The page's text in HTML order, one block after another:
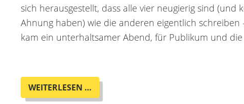
sich herausgestellt, dass alle vier neugierig sind (und
Ahnung haben) wie die anderen eigentlich schreiben
kam ein unterhaltsamer Abend, für Publikum und die
WEITERLESEN …
-